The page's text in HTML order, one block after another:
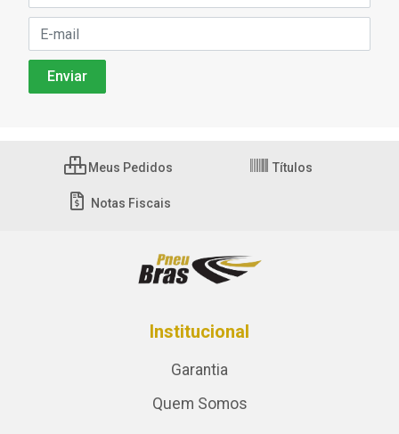
Meus Pedidos Títulos
Notas Fiscais
Institucional
Garantia
Quem Somos